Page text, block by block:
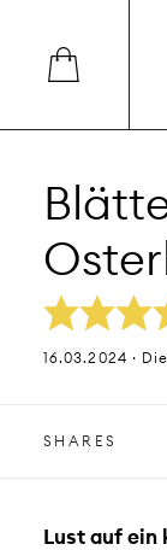
16.03.2024 ·
SHARES
Lust auf ein